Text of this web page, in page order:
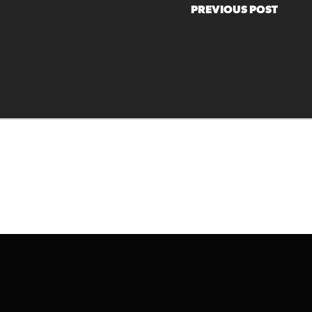
PREVIOUS POST